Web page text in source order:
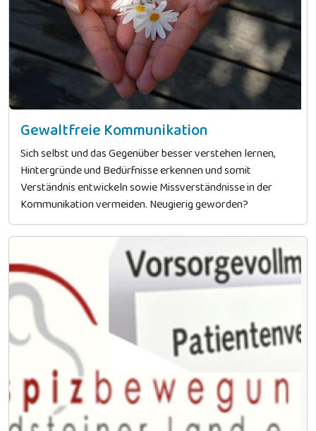
Gewaltfreie Kommunikation
Sich selbst und das Gegenüber besser verstehen lernen,
Hintergründe und Bedürfnisse erkennen und somit
Verständnis entwickeln sowie Missverständnisse in der
Kommunikation vermeiden. Neugierig geworden?